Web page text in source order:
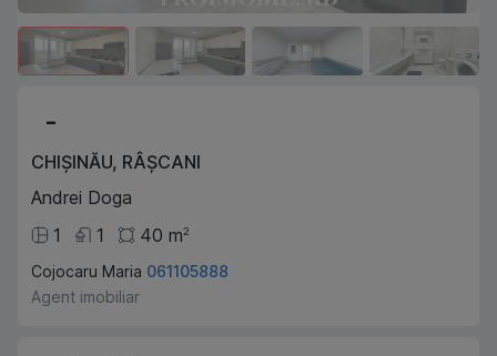
-
CHIȘINĂU, RÂȘCANI
Andrei Doga
1
1 40 m2
Cojocaru Maria 061105888
Agent imobiliar